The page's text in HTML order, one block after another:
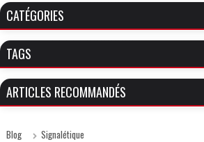
CATÉGORIES
TAGS
ARTICLES RECOMMANDÉS
Blog Signalétique